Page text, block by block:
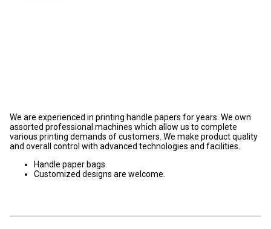
We are experienced in printing handle papers for years. We own
assorted professional machines which allow us to complete
various printing demands of customers. We make product quality
and overall control with advanced technologies and facilities.
Handle paper bags.
Customized designs are welcome.